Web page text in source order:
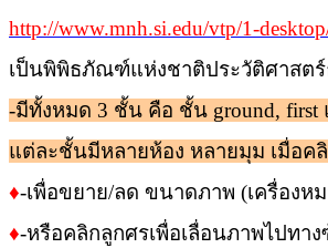
http://www.mnh.si.edu/vtp/1-
เป็นพิพิธภัณฑ์แห่งชาติประวัติศาสต
-มีทั้งหมด 3 ชั้น คือ ชั้น ground, first
แต่ละชั้นมีหลายห้อง หลายมุม เมื่อค
♦-เพื่อขยาย/ลด ขนาดภาพ (เครื่องห
♦-หรือคลิกลูกศรเพื่อเลื่อนภาพไปท